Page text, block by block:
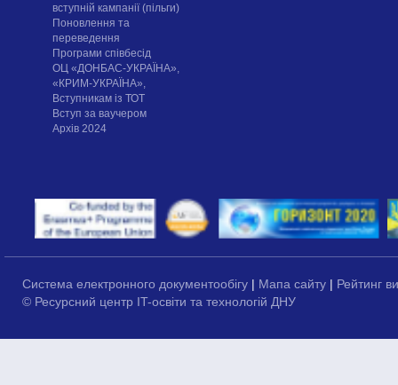
вступній кампанії (пільги)
Поновлення та
переведення
Програми співбесід
ОЦ «ДОНБАС-УКРАЇНА»,
«КРИМ-УКРАЇНА»,
Вступникам із ТОТ
Вступ за ваучером
Архів 2024
Система електронного документообігу | Мапа сайту | Рейтинг
© Ресурсний центр IT-освіти та технологій ДНУ